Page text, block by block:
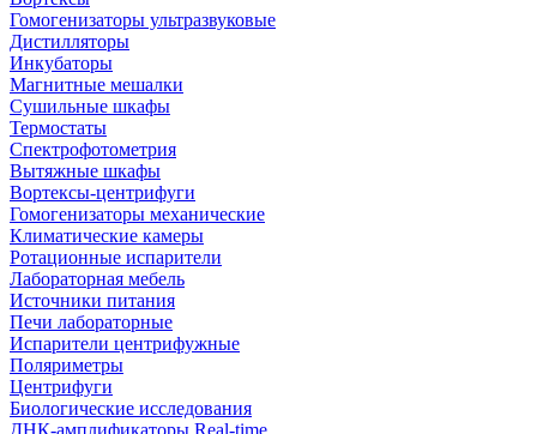
Гомогенизаторы ультразвуковые
Дистилляторы
Инкубаторы
Магнитные мешалки
Сушильные шкафы
Термостаты
Спектрофотометрия
Вытяжные шкафы
Вортексы-центрифуги
Гомогенизаторы механические
Климатические камеры
Ротационные испарители
Лабораторная мебель
Источники питания
Печи лабораторные
Испарители центрифужные
Поляриметры
Центрифуги
Биологические исследования
ДНК-амплификаторы Real-time